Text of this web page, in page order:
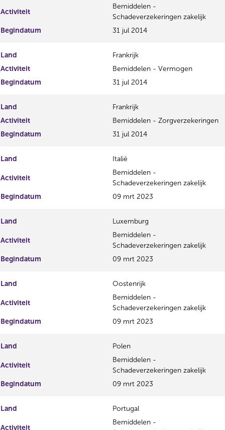
Activiteit
Bemiddelen -
Schadeverzekeringen zakelijk
Begindatum
31 jul 2014
Land
Frankrijk
Activiteit
Bemiddelen - Vermogen
Begindatum
31 jul 2014
Land
Frankrijk
Activiteit
Bemiddelen - Zorgverzekeringen
Begindatum
31 jul 2014
Land Italië
Activiteit
Bemiddelen -
Schadeverzekeringen zakelijk
Begindatum
09 mrt 2023
Land Luxemburg
Activiteit
Bemiddelen -
Schadeverzekeringen zakelijk
Begindatum
09 mrt 2023
Land Oostenrijk
Activiteit
Bemiddelen -
Schadeverzekeringen zakelijk
Begindatum
09 mrt 2023
Land Polen
Activiteit
Bemiddelen -
Schadeverzekeringen zakelijk
Begindatum
09 mrt 2023
Land Portugal
Activiteit
Bemiddelen -